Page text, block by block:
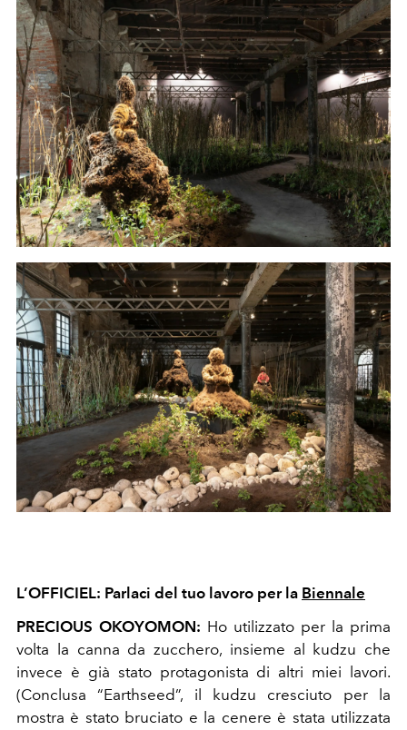
L’OFFICIEL: Parlaci del tuo lavoro per la Biennale
PRECIOUS OKOYOMON: Ho utilizzato per la prima
volta la canna da zucchero, insieme al kudzu che
invece è già stato protagonista di altri miei lavori.
(Conclusa “Earthseed”, il kudzu cresciuto per la
mostra è stato bruciato e la cenere è stata utilizzata